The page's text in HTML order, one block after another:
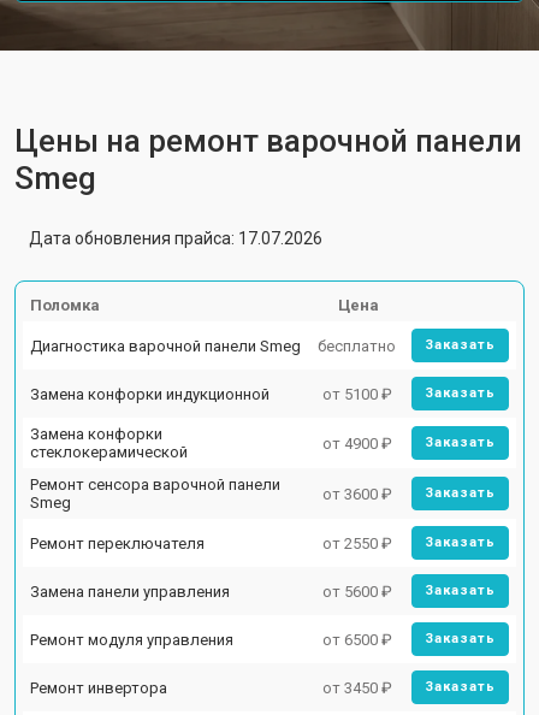
Цены на ремонт варочной панели
Smeg
Дата обновления прайса: 17.07.2026
Поломка Цена
Диагностика варочной панели Smeg бесплатно Заказать
Замена конфорки индукционной от 5100 ₽ Заказать
Замена конфорки
стеклокерамической
от 4900 ₽ Заказать
Ремонт сенсора варочной панели
Smeg
от 3600 ₽ Заказать
Ремонт переключателя от 2550 ₽ Заказать
Замена панели управления от 5600 ₽ Заказать
Ремонт модуля управления от 6500 ₽ Заказать
Ремонт инвертора от 3450 ₽ Заказать